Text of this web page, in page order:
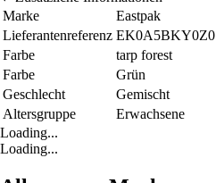
Marke
Eastpak
Lieferantenreferenz EK0A5BKY0Z0
Farbe
tarp forest
Farbe
Grün
Geschlecht
Gemischt
Altersgruppe
Erwachsene
Loading...
Loading...